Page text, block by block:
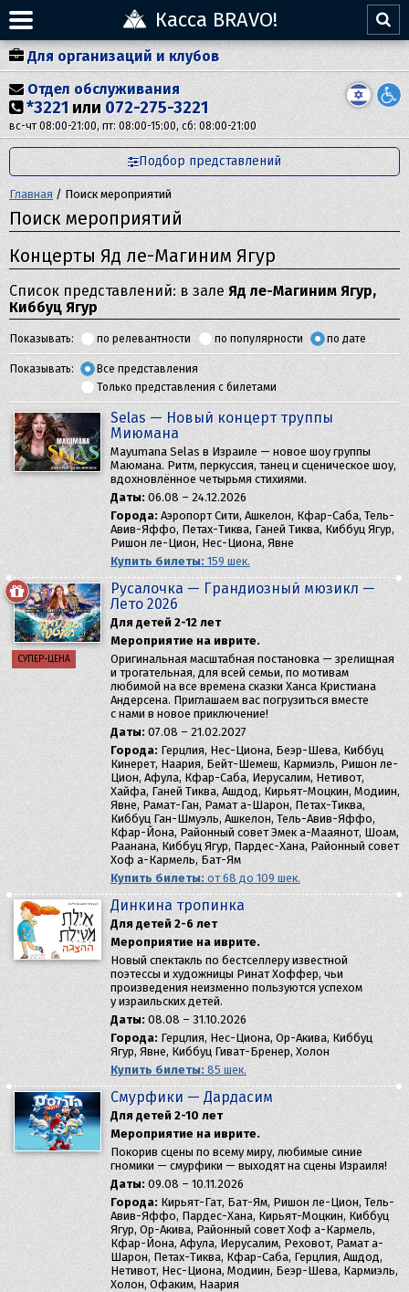
Касса BRAVO!
Для организаций и клубов
Отдел обслуживания
*3221 или 072-275-3221
вс-чт 08:00-21:00, пт: 08:00-15:00, сб: 08:00-21:00
Подбор представлений
Главная / Поиск мероприятий
Поиск мероприятий
Концерты Яд ле-Магиним Ягур
Список представлений: в зале Яд ле-Магиним Ягур,
Киббуц Ягур
Показывать: по релевантности по популярности по дате
Показывать:
Все представления
Только представления с билетами
Selas — Новый концерт труппы
Миюмана
Mayumana Selas в Израиле — новое шоу группы
Маюмана. Ритм, перкуссия, танец и сценическое шоу,
вдохновлённое четырьмя стихиями.
Даты: 06.08 – 24.12.2026
Города: Аэропорт Сити, Ашкелон, Кфар-Саба, Тель-
Авив-Яффо, Петах-Тиква, Ганей Тиква, Киббуц Ягур,
Ришон ле-Цион, Нес-Циона, Явне
Купить билеты: 159 шек.
СУПЕР-ЦЕНА
Русалочка — Грандиозный мюзикл —
Лето 2026
Для детей 2-12 лет
Мероприятие на иврите.
Оригинальная масштабная постановка — зрелищная
и трогательная, для всей семьи, по мотивам
любимой на все времена сказки Ханса Кристиана
Андерсена. Приглашаем вас погрузиться вместе
с нами в новое приключение!
Даты: 07.08 – 21.02.2027
Города: Герцлия, Нес-Циона, Беэр-Шева, Киббуц
Кинерет, Наария, Бейт-Шемеш, Кармиэль, Ришон ле-
Цион, Афула, Кфар-Саба, Иерусалим, Нетивот,
Хайфа, Ганей Тиква, Ашдод, Кирьят-Моцкин, Модиин,
Явне, Рамат-Ган, Рамат а-Шарон, Петах-Тиква,
Киббуц Ган-Шмуэль, Ашкелон, Тель-Авив-Яффо,
Кфар-Йона, Районный совет Эмек а-Мааянот, Шоам,
Раанана, Киббуц Ягур, Пардес-Хана, Районный совет
Хоф а-Кармель, Бат-Ям
Купить билеты: от 68 до 109 шек.
Динкина тропинка
Для детей 2-6 лет
Мероприятие на иврите.
Новый спектакль по бестселлеру известной
поэтессы и художницы Ринат Хоффер, чьи
произведения неизменно пользуются успехом
у израильских детей.
Даты: 08.08 – 31.10.2026
Города: Герцлия, Нес-Циона, Ор-Акива, Киббуц
Ягур, Явне, Киббуц Гиват-Бренер, Холон
Купить билеты: 85 шек.
Смурфики — Дардасим
Для детей 2-10 лет
Мероприятие на иврите.
Покорив сцены по всему миру, любимые синие
гномики — смурфики — выходят на сцены Израиля!
Даты: 09.08 – 10.11.2026
Города: Кирьят-Гат, Бат-Ям, Ришон ле-Цион, Тель-
Авив-Яффо, Пардес-Хана, Кирьят-Моцкин, Киббуц
Ягур, Ор-Акива, Районный совет Хоф а-Кармель,
Кфар-Йона, Афула, Иерусалим, Реховот, Рамат а-
Шарон, Петах-Тиква, Кфар-Саба, Герцлия, Ашдод,
Нетивот, Нес-Циона, Модиин, Беэр-Шева, Кармиэль,
Холон, Офаким, Наария